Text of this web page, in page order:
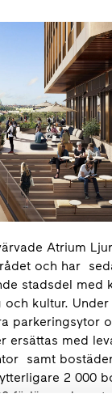
Atrium
och har
stadsdel med
och kultur.
parkeringsytor
ersättas med
samt
2 000
förlängs